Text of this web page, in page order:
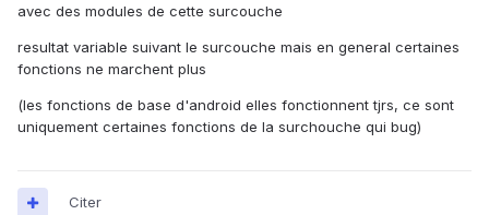
avec des modules de cette surcouche
resultat variable suivant le surcouche mais en general certaines
fonctions ne marchent plus
(les fonctions de base d'android elles fonctionnent tjrs, ce sont
uniquement certaines fonctions de la surchouche qui bug)
Citer